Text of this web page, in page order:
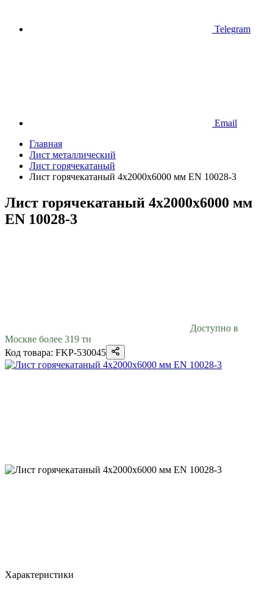
Telegram
Email
Главная
Лист металлический
Лист горячекатаный
Лист горячекатаный 4х2000х6000 мм EN 10028-3
Лист горячекатаный 4х2000х6000 мм
EN 10028-3
Доступно в
Москве более 319 тн
Код товара: FKP-530045
Характеристики